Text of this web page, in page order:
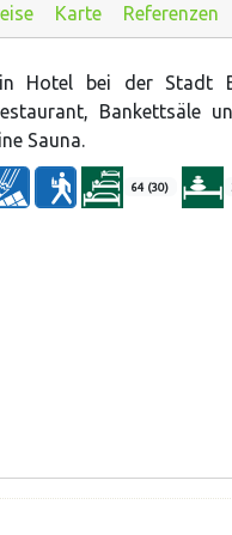
Karte Referenzen
Hotel bei der Stadt
Bankettsäle
Sauna.
64 (30)